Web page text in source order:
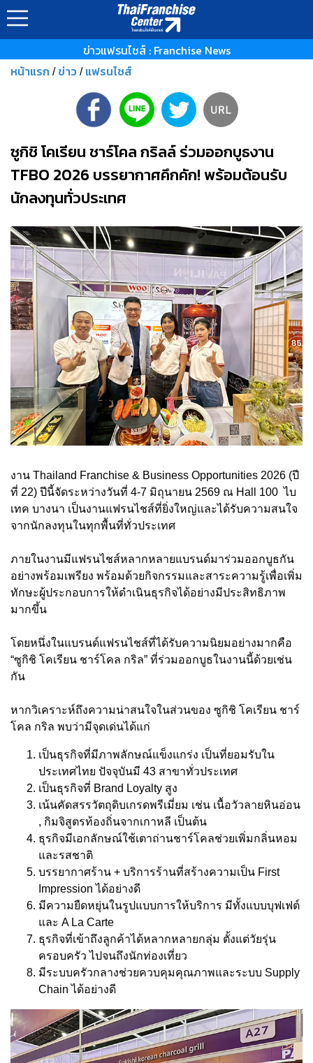
ข่าวแฟรนไชส์ : Franchise News
หน้าแรก / ข่าว / แฟรนไชส์
ซูกิชิ โคเรียน ชาร์โคล กริลล์ ร่วมออกบูธงาน
TFBO 2026 บรรยากาศคึกคัก! พร้อมต้อนรับ
นักลงทุนทั่วประเทศ
งาน Thailand Franchise & Business Opportunities 2026 (ปี
ที่ 22) ปีนี้จัดระหว่างวันที่ 4-7 มิถุนายน 2569 ณ Hall 100 ไบ
เทค บางนา เป็นงานแฟรนไชส์ที่ยิ่งใหญ่และได้รับความสนใจ
จากนักลงทุนในทุกพื้นที่ทั่วประเทศ
ภายในงานมีแฟรนไชส์หลากหลายแบรนด์มาร่วมออกบูธกัน
อย่างพร้อมเพรียง พร้อมด้วยกิจกรรมและสาระความรู้เพื่อเพิ่ม
ทักษะผู้ประกอบการให้ดำเนินธุรกิจได้อย่างมีประสิทธิภาพ
มากขึ้น
โดยหนึ่งในแบรนด์แฟรนไชส์ที่ได้รับความนิยมอย่างมากคือ
“ซูกิชิ โคเรียน ชาร์โคล กริล” ที่ร่วมออกบูธในงานนี้ด้วยเช่น
กัน
หากวิเคราะห์ถึงความน่าสนใจในส่วนของ ซูกิชิ โคเรียน ชาร์
โคล กริล พบว่ามีจุดเด่นได้แก่
เป็นธุรกิจที่มีภาพลักษณ์แข็งแกร่ง เป็นที่ยอมรับใน
ประเทศไทย ปัจจุบันมี 43 สาขาทั่วประเทศ
เป็นธุรกิจที่ Brand Loyalty สูง
เน้นคัดสรรวัตถุดิบเกรดพรีเมี่ยม เช่น เนื้อวัวลายหินอ่อน
, กิมจิสูตรท้องถิ่นจากเกาหลี เป็นต้น
ธุรกิจมีเอกลักษณ์ใช้เตาถ่านชาร์โคลช่วยเพิ่มกลิ่นหอม
และรสชาติ
บรรยากาศร้าน + บริการร้านที่สร้างความเป็น First
Impression ได้อย่างดี
มีความยืดหยุ่นในรูปแบบการให้บริการ มีทั้งแบบบุฟเฟต์
และ A La Carte
ธุรกิจที่เข้าถึงลูกค้าได้หลากหลายกลุ่ม ตั้งแต่วัยรุ่น
ครอบครัว ไปจนถึงนักท่องเที่ยว
มีระบบครัวกลางช่วยควบคุมคุณภาพและระบบ Supply
Chain ได้อย่างดี